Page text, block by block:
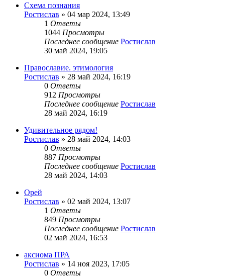
Схема познания
Ростислав » 04 мар 2024, 13:49
1 Ответы
1044 Просмотры
Последнее сообщение Ростислав
30 май 2024, 19:05
Православие. этимология
Ростислав » 28 май 2024, 16:19
0 Ответы
912 Просмотры
Последнее сообщение Ростислав
28 май 2024, 16:19
Удивительное рядом!
Ростислав » 28 май 2024, 14:03
0 Ответы
887 Просмотры
Последнее сообщение Ростислав
28 май 2024, 14:03
Орей
Ростислав » 02 май 2024, 13:07
1 Ответы
849 Просмотры
Последнее сообщение Ростислав
02 май 2024, 16:53
аксиома ПРА
Ростислав » 14 ноя 2023, 17:05
0 Ответы